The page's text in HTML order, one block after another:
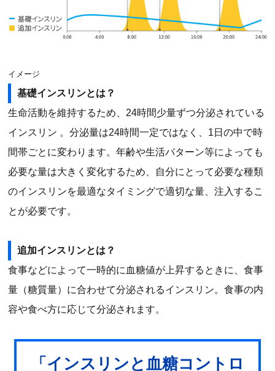
イメージ
基礎インスリンとは？
生命活動を維持するため、24時間少量ずつ分泌されている
インスリン 。分泌量は24時間一定ではなく、1日の中で時
間帯ごとに変わります。年齢や生活パターン等によっても
必要な量は大きく変化するため、自分にとって必要な種類
のインスリンを最適なタイミングで適切な量、注入するこ
とが必要です。
追加インスリンとは？
食事などによって一時的に血糖値が上昇するときに、食事
量（糖質量）に合わせて分泌されるインスリン。食事の内
容や食べ方に応じて分泌されます。
「インスリンと血糖コントロ